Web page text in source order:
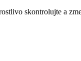
skontrolujte a